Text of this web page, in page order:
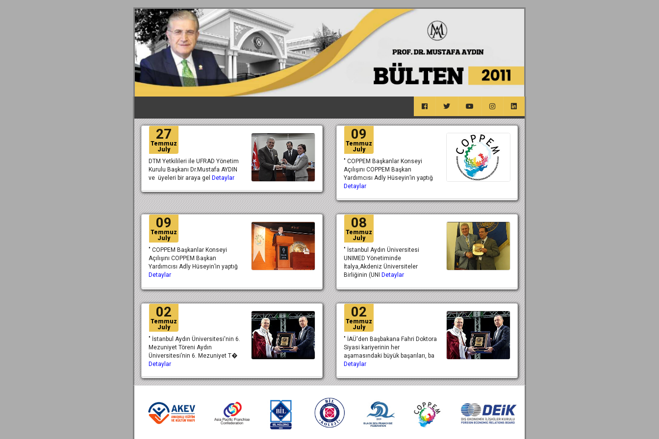
27
Temmuz
July
DTM Yetkilileri ile UFRAD Yönetim
Kurulu Başkanı Dr.Mustafa AYDIN
ve üyeleri bir araya gel Detaylar
09
Temmuz
July
" COPPEM Başkanlar Konseyi
Açılışını COPPEM Başkan
Yardımcısı Adly Hüseyin’in yaptığ
Detaylar
09
Temmuz
July
" COPPEM Başkanlar Konseyi
Açılışını COPPEM Başkan
Yardımcısı Adly Hüseyin’in yaptığ
Detaylar
08
Temmuz
July
" İstanbul Aydın Üniversitesi
UNIMED Yönetiminde
İtalya,Akdeniz Üniversiteler
Birliğinin (UNI
Detaylar
02
Temmuz
July
" İstanbul Aydın Üniversitesi'nin 6.
Mezuniyet Töreni Aydın
Üniversitesi’nin 6. Mezuniyet T�
Detaylar
02
Temmuz
July
" İAÜ'den Başbakana Fahri Doktora
Siyasi kariyerinin her
aşamasındaki büyük başarıları, ba
Detaylar